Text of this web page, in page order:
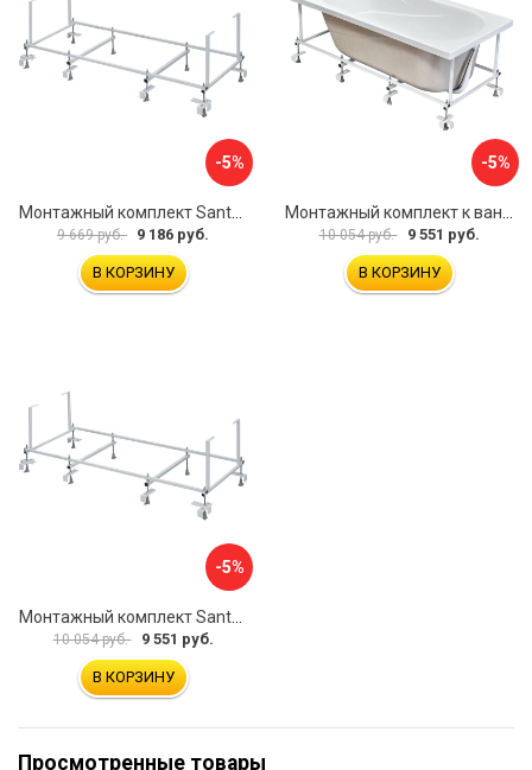
-5%
9 669 руб. 9 186 руб.
В КОРЗИНУ
-5%
10 054 руб. 9 551 руб.
В КОРЗИНУ
-5%
10 054 руб. 9 551 руб.
В КОРЗИНУ
Просмотренные товары